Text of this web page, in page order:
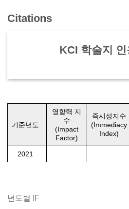
Citations
KCI 학술지
기준년도
영향력 지
수
(Impact
Factor)
즉시성지수
(Immediacy
Index)
2021
년도별 IF